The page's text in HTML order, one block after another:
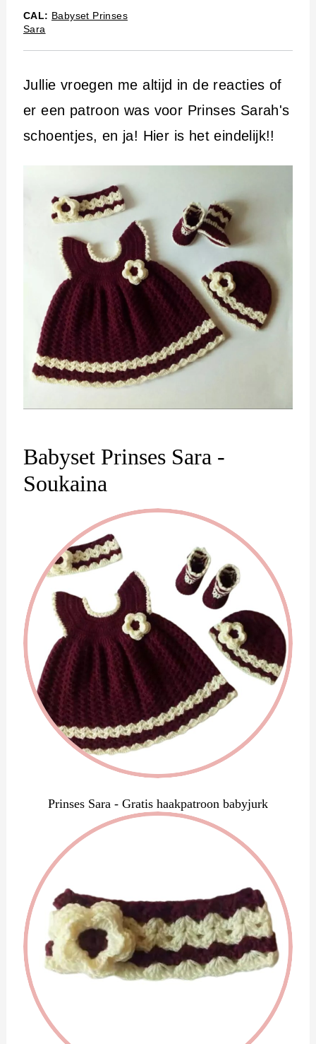
CAL: Babyset Prinses
Sara
Jullie vroegen me altijd in de reacties of
er een patroon was voor Prinses Sarah's
schoentjes, en ja! Hier is het eindelijk!!
Babyset Prinses Sara -
Soukaina
Prinses Sara - Gratis haakpatroon babyjurk